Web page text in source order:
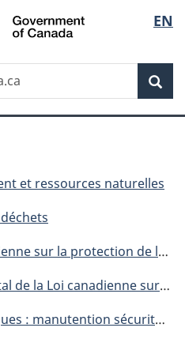
Passer
au
principal
Passer
à
Au
du
Passer
à
version
simplifiée
de
la
EN
et ressources naturelles
la protection de l’environnement
la protection de l’environnement : publications
des décapants à peinture à base de dichlorométhane